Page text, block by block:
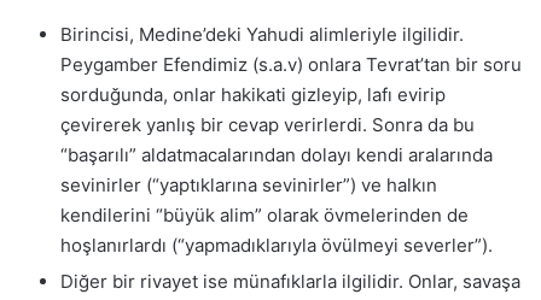
Birincisi, Medine’deki Yahudi alimleriyle ilgilidir.
Peygamber Efendimiz (s.a.v) onlara Tevrat’tan bir soru
sorduğunda, onlar hakikati gizleyip, lafı evirip
çevirerek yanlış bir cevap verirlerdi. Sonra da bu
“başarılı” aldatmacalarından dolayı kendi aralarında
sevinirler (“yaptıklarına sevinirler”) ve halkın
kendilerini “büyük alim” olarak övmelerinden de
hoşlanırlardı (“yapmadıklarıyla övülmeyi severler”).
Diğer bir rivayet ise münafıklarla ilgilidir. Onlar, savaşa